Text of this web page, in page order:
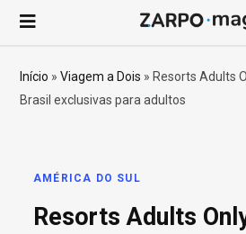
Início »Viagem a Dois » Resorts Adults
Brasil exclusivas para adultos
AMÉRICA DO SUL
Resorts Adults